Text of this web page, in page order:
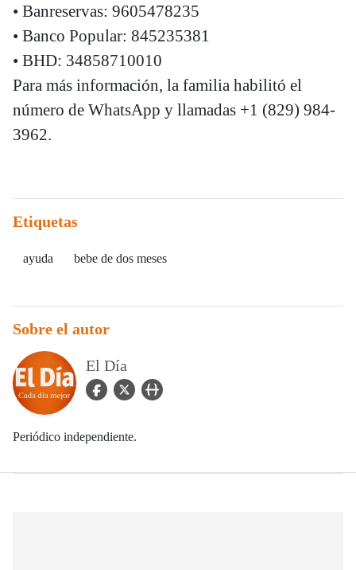
• Banreservas: 9605478235
• Banco Popular: 845235381
• BHD: 34858710010
Para más información, la familia habilitó el
número de WhatsApp y llamadas +1 (829) 984-
3962.
Etiquetas
ayuda bebe de dos meses
Sobre el autor
El Día
facebook Icon
twitter Iconuser_url Icon
Periódico independiente.